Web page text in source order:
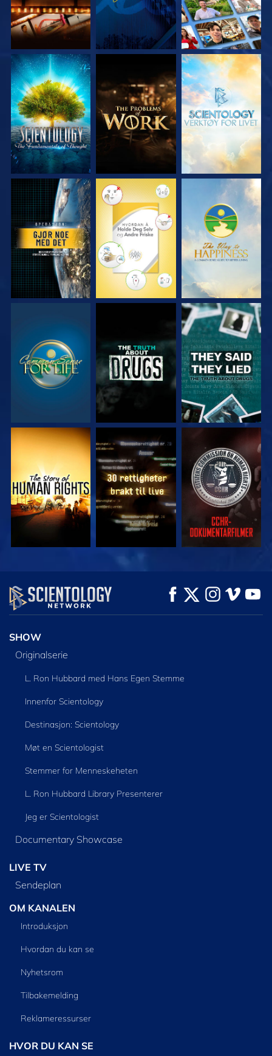
UTFORSK SERIEN UTFORSK SERIEN UTFORSK SERIEN
SE SE SE
SE SE
SE SE SE
SE UTFORSK SERIEN
SHOW
Originalserie
L. Ron Hubbard med Hans Egen Stemme
Innenfor Scientology
Destinasjon: Scientology
Møt en Scientologist
Stemmer for Menneskeheten
L. Ron Hubbard Library Presenterer
Jeg er Scientologist
Documentary Showcase
LIVE TV
Sendeplan
OM KANALEN
Introduksjon
Hvordan du kan se
Nyhetsrom
Tilbakemelding
Reklameressurser
HVOR DU KAN SE